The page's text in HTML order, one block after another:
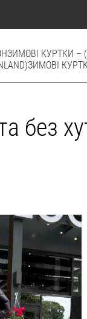
ЗИМОВІ КУРТКИ –
ЗИМОВІ
без